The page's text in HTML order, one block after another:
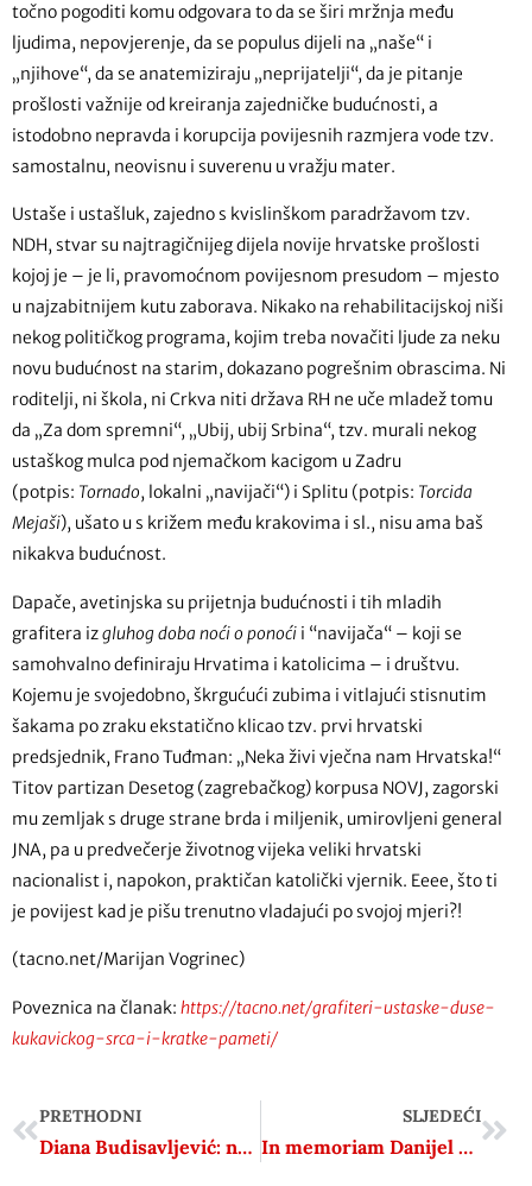
točno pogoditi komu odgovara to da se širi mržnja među
ljudima, nepovjerenje, da se populus dijeli na „naše“ i
„njihove“, da se anatemiziraju „neprijatelji“, da je pitanje
prošlosti važnije od kreiranja zajedničke budućnosti, a
istodobno nepravda i korupcija povijesnih razmjera vode tzv.
samostalnu, neovisnu i suverenu u vražju mater.
Ustaše i ustašluk, zajedno s kvislinškom paradržavom tzv.
NDH, stvar su najtragičnijeg dijela novije hrvatske prošlosti
kojoj je – je li, pravomoćnom povijesnom presudom – mjesto
u najzabitnijem kutu zaborava. Nikako na rehabilitacijskoj niši
nekog političkog programa, kojim treba novačiti ljude za neku
novu budućnost na starim, dokazano pogrešnim obrascima. Ni
roditelji, ni škola, ni Crkva niti država RH ne uče mladež tomu
da „Za dom spremni“, „Ubij, ubij Srbina“, tzv. murali nekog
ustaškog mulca pod njemačkom kacigom u Zadru
(potpis: Tornado, lokalni „navijači“) i Splitu (potpis: Torcida
Mejaši), ušato u s križem među krakovima i sl., nisu ama baš
nikakva budućnost.
Dapače, avetinjska su prijetnja budućnosti i tih mladih
grafitera izgluhog doba noći o ponoći i “navijača“ – koji se
samohvalno definiraju Hrvatima i katolicima – i društvu.
Kojemu je svojedobno, škrgućući zubima i vitlajući stisnutim
šakama po zraku ekstatično klicao tzv. prvi hrvatski
predsjednik, Frano Tuđman: „Neka živi vječna nam Hrvatska!“
Titov partizan Desetog (zagrebačkog) korpusa NOVJ, zagorski
mu zemljak s druge strane brda i miljenik, umirovljeni general
JNA, pa u predvečerje životnog vijeka veliki hrvatski
nacionalist i, napokon, praktičan katolički vjernik. Eeee, što ti
je povijest kad je pišu trenutno vladajući po svojoj mjeri?!
(tacno.net/Marijan Vogrinec)
Poveznica na članak: https://tacno.net/grafiteri-ustaske-duse-
kukavickog-srca-i-kratke-pameti/
PRETHODNI
Diana Budisavljević: najbolji ljudi u najgorim vremenima
SLJEDEĆI
In memoriam Danijel Dragojević: Pjesnik oka i stvari